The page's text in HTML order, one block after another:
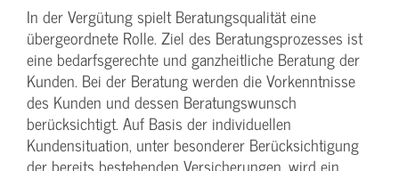
In der Vergütung spielt Beratungsqualität eine
übergeordnete Rolle. Ziel des Beratungsprozesses ist
eine bedarfsgerechte und ganzheitliche Beratung der
Kunden. Bei der Beratung werden die Vorkenntnisse
des Kunden und dessen Beratungswunsch
berücksichtigt. Auf Basis der individuellen
Kundensituation, unter besonderer Berücksichtigung
der bereits bestehenden Versicherungen, wird ein